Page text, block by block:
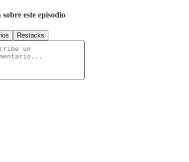
sobre este episodio
Restacks